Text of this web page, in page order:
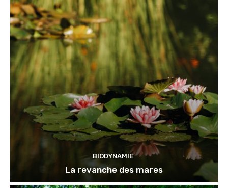
BIODYNAMIE
La revanche des mares